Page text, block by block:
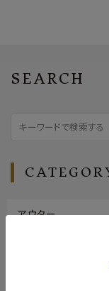
SEARCH
アウター